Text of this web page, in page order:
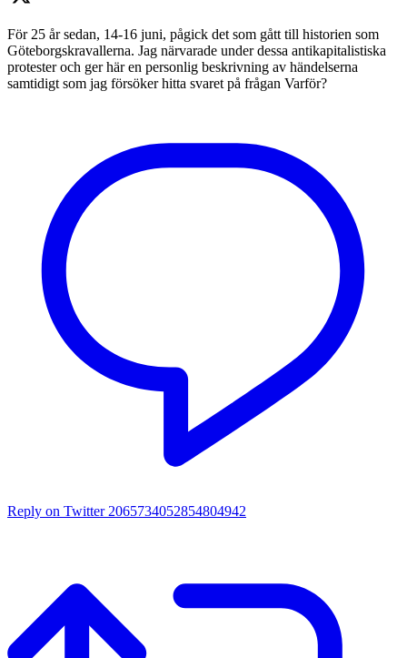
För 25 år sedan, 14-16 juni, pågick det som gått till historien som
Göteborgskravallerna. Jag närvarade under dessa antikapitalistiska
protester och ger här en personlig beskrivning av händelserna
samtidigt som jag försöker hitta svaret på frågan Varför?
Reply on Twitter 2065734052854804942